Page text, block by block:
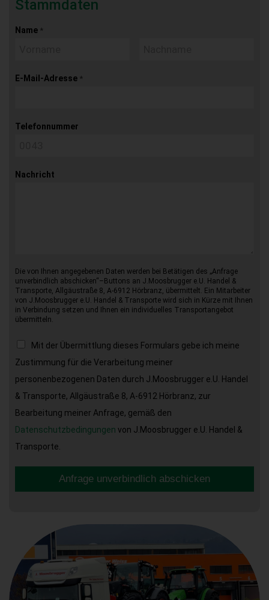
Stammdaten
Name *
E-Mail-Adresse *
Telefonnummer
Nachricht
Die von Ihnen angegebenen Daten werden bei Betätigen des „Anfrage
unverbindlich abschicken“–Buttons an J.Moosbrugger e.U. Handel &
Transporte, Allgäustraße 8, A-6912 Hörbranz, übermittelt. Ein Mitarbeiter
von J.Moosbrugger e.U. Handel & Transporte wird sich in Kürze mit Ihnen
in Verbindung setzen und Ihnen ein individuelles Transportangebot
übermitteln.
Mit der Übermittlung dieses Formulars gebe ich meine
Zustimmung für die Verarbeitung meiner
personenbezogenen Daten durch J.Moosbrugger e.U. Handel
& Transporte, Allgäustraße 8, A-6912 Hörbranz, zur
Bearbeitung meiner Anfrage, gemäß den
Datenschutzbedingungen von J.Moosbrugger e.U. Handel &
Transporte.
Anfrage unverbindlich abschicken